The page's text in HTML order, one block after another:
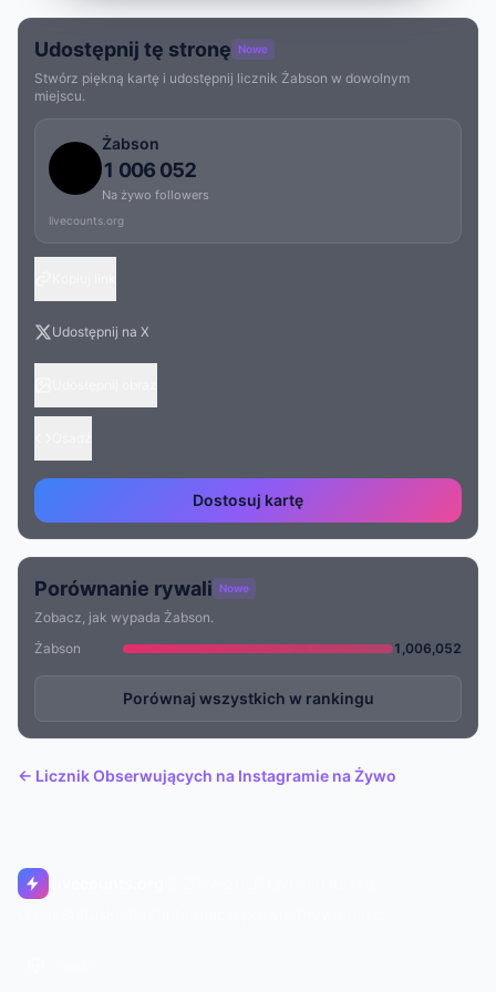
Udostępnij tę stronę Nowe
Stwórz piękną kartę i udostępnij licznik Żabson w dowolnym
miejscu.
Żabson
1 006 052
Na żywo followers
livecounts.org
Udostępnij na X
Dostosuj kartę
Porównanie rywali Nowe
Zobacz, jak wypada Żabson.
Żabson
1,006,052
Porównaj wszystkich w rankingu
← Licznik Obserwujących na Instagramie na Żywo